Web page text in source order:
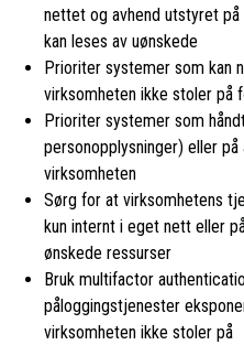
nettet og avhend utstyret
kan leses av uønskede
Prioriter systemer som kan
virksomheten ikke stoler på
Prioriter systemer som
personopplysninger) eller
virksomheten
Sørg for at virksomhetens
kun internt i eget nett eller
ønskede ressurser
Bruk multifactor
påloggingstjenester
virksomheten ikke stoler på